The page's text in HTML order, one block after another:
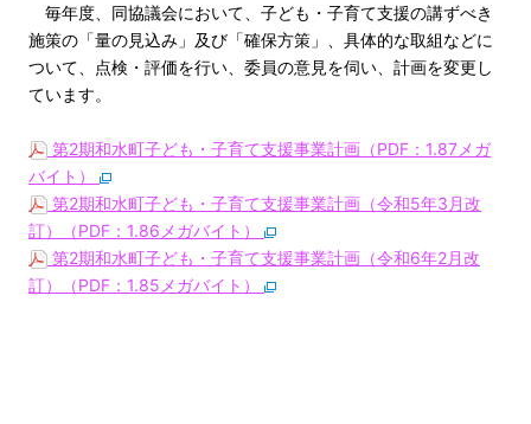
毎年度、同協議会において、子ども・子育て支援の講ずべき
施策の「量の見込み」及び「確保方策」、具体的な取組などに
ついて、点検・評価を行い、委員の意見を伺い、計画を変更し
ています。
第2期和水町子ども・子育て支援事業計画（PDF：1.87メガ
バイト）
第2期和水町子ども・子育て支援事業計画（令和5年3月改
訂）（PDF：1.86メガバイト）
第2期和水町子ども・子育て支援事業計画（令和6年2月改
訂）（PDF：1.85メガバイト）